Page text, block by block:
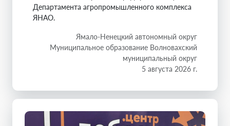
Департамента агропромышленного комплекса
ЯНАО.
Ямало-Ненецкий автономный округ
Муниципальное образование Волновахский
муниципальный округ
5 августа 2026 г.